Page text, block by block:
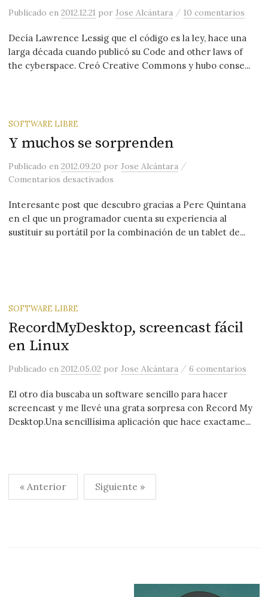
Publicadoen2012.12.21 porJose Alcántara /10 comentarios
Decía Lawrence Lessig que el código es la ley, hace una
larga década cuando publicó su Code and other laws of
the cyberspace. Creó Creative Commons y hubo conse...
SOFTWARE LIBRE
Y muchos se sorprenden
Publicadoen2012.09.20 porJose Alcántara /
Comentarios desactivados
Interesante post que descubro gracias a Pere Quintana
en el que un programador cuenta su experiencia al
sustituir su portátil por la combinación de un tablet de...
SOFTWARE LIBRE
RecordMyDesktop, screencast fácil
en Linux
Publicadoen2012.05.02 porJose Alcántara /6 comentarios
El otro día buscaba un software sencillo para hacer
screencast y me llevé una grata sorpresa con Record My
Desktop.Una sencillísima aplicación que hace exactame...
Paginación
de
« Anterior Siguiente »